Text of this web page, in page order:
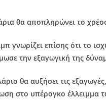
θα αποπληρώνει το
γνωρίζει επίσης ότι το
την εξαγωγική της
θα αυξήσει τις
στο υπέρογκο έλλειμμα